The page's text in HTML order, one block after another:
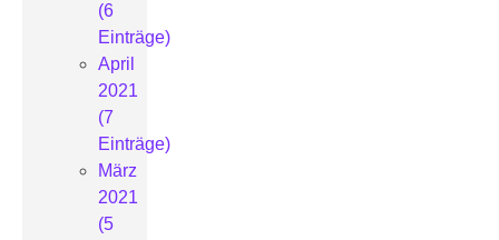
(6
Einträge)
April
2021
(7
Einträge)
März
2021
(5